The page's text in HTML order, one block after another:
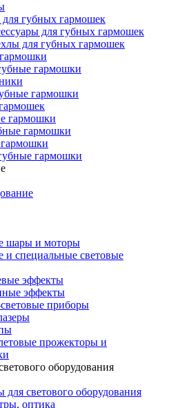
для губных гармошек
для губных гармошек
для губных гармошек
гармошки
гармошки
гармошки
гармошки
гармошки
шары и моторы
специальные световые
эффекты
эффекты
приборы
прожекторы и
оборудования
для светового оборудования
оптика